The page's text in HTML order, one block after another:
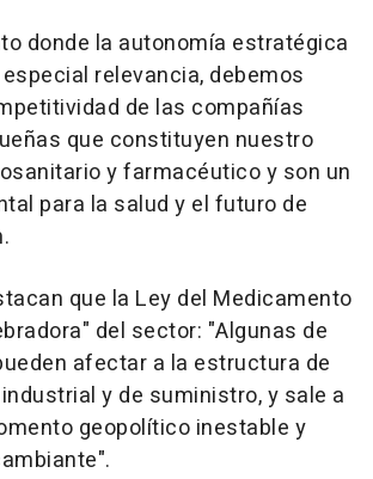
donde la autonomía estratégica
relevancia, debemos
de las compañías
que constituyen nuestro
y farmacéutico y son un
para la salud y el futuro de
que la Ley del Medicamento
del sector: "Algunas de
afectar a la estructura de
y de suministro, y sale a
geopolítico inestable y